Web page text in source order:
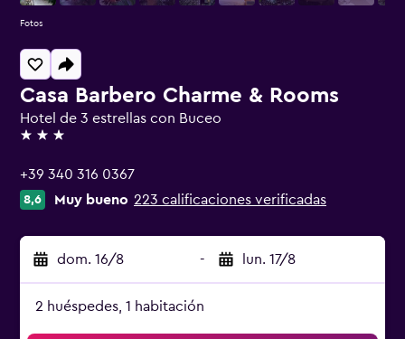
Casa Barbero Charme & Rooms
Hotel de 3 estrellas con Buceo
3 estrellas
+39 340 316 0367
8,6 Muy bueno 223 calificaciones verificadas
dom. 16/8 - lun. 17/8
2 huéspedes, 1 habitación
Fotos